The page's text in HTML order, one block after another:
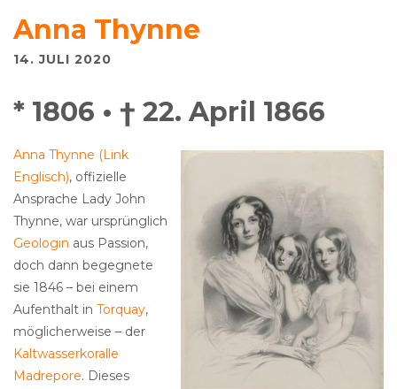
Anna Thynne
14. JULI 2020
* 1806 • † 22. April 1866
Anna Thynne (Link
Englisch), offizielle
Ansprache Lady John
Thynne, war ursprünglich
Geologin aus Passion,
doch dann begegnete
sie 1846 – bei einem
Aufenthalt in Torquay,
möglicherweise – der
Kaltwasserkoralle
Madrepore. Dieses